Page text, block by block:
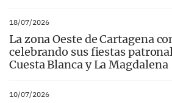
18/07/2026
La zona Oeste de Cartagena
celebrando sus fiestas
Cuesta Blanca y La Magdalena
10/07/2026